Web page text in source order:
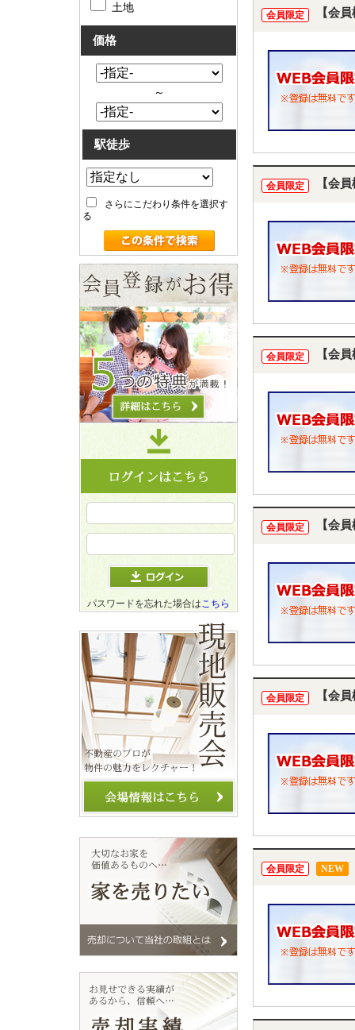
会員限定 【会
会員限定 【会
会員限定 【会
会員限定 【会
会員限定 【会
会員限定 NEW
土地
価格
～
駅徒歩
さらにこだわり条件を選択す
る
パスワードを忘れた場合はこちら